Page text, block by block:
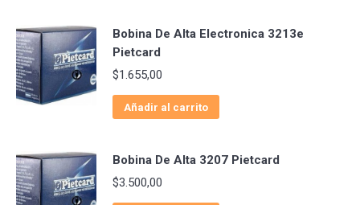
Bobina De Alta Electronica 3213e
Pietcard
$1.655,00
Añadir al carrito
Bobina De Alta 3207 Pietcard
$3.500,00